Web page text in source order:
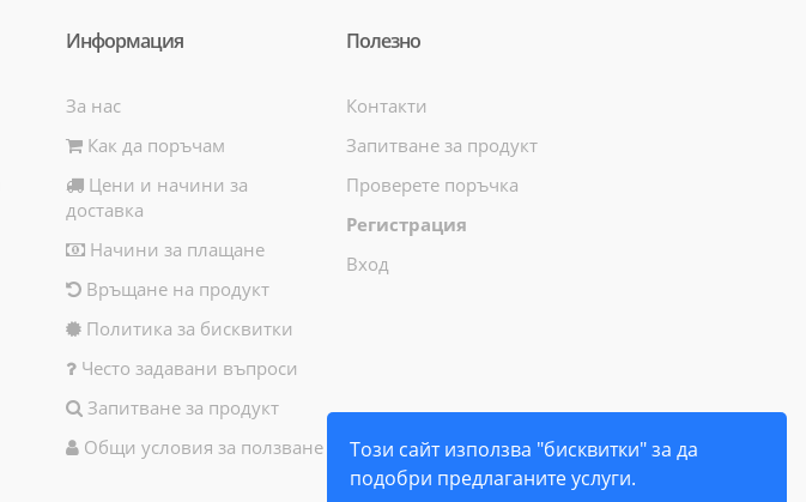
Този сайт използва "бисквитки" за да
подобри предлаганите услуги.
Информация
За нас
Как да поръчам
Цени и начини за
доставка
Начини за плащане
Връщане на продукт
Политика за бисквитки
Често задавани въпроси
Запитване за продукт
Общи условия за ползване
Полезно
Контакти
Запитване за продукт
Проверете поръчка
Регистрация
Вход